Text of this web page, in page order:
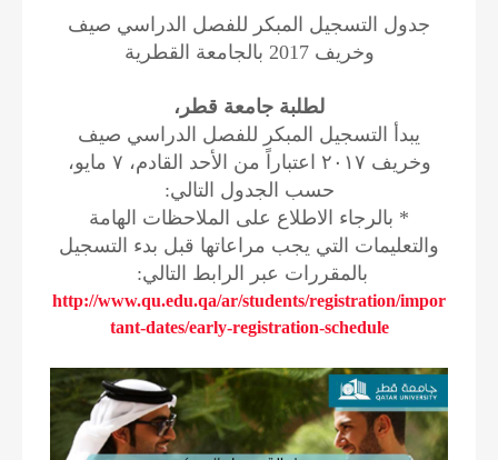
جدول التسجيل المبكر للفصل الدراسي صيف
وخريف 2017 بالجامعة القطرية
لطلبة جامعة قطر،
يبدأ التسجيل المبكر للفصل الدراسي صيف
وخريف ٢٠١٧ اعتباراً من الأحد القادم، ٧ مايو،
حسب الجدول التالي:
* بالرجاء الاطلاع على الملاحظات الهامة
والتعليمات التي يجب مراعاتها قبل بدء التسجيل
بالمقررات عبر الرابط التالي:
http://www.qu.edu.qa/ar/students/registration/impor
tant-dates/early-registration-schedule